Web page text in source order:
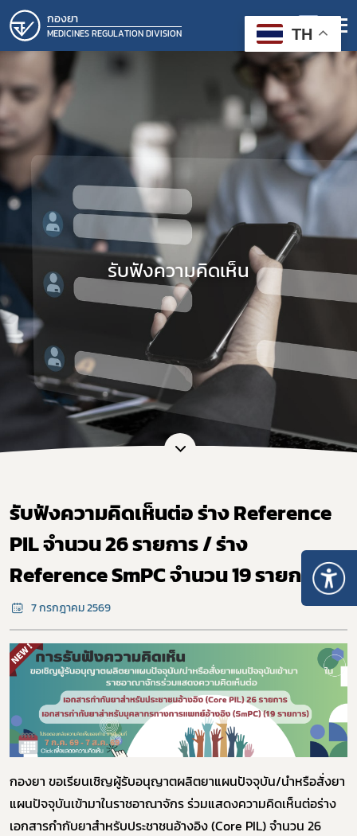
กองยา
MEDICINES REGULATION DIVISION
รับฟังความคิดเห็น
รับฟังความคิดเห็นต่อ ร่าง Reference
PIL จำนวน 26 รายการ / ร่าง
Reference SmPC จำนวน 19 รายการ
7 กรกฎาคม 2569
กองยา ขอเรียนเชิญผู้รับอนุญาตผลิตยาแผนปัจจุบัน/นำหรือสั่งยา
แผนปัจจุบันเข้ามาในราชอาณาจักร ร่วมแสดงความคิดเห็นต่อร่าง
เอกสารกำกับยาสำหรับประชาชนอ้างอิง (Core PIL) จำนวน 26
TH